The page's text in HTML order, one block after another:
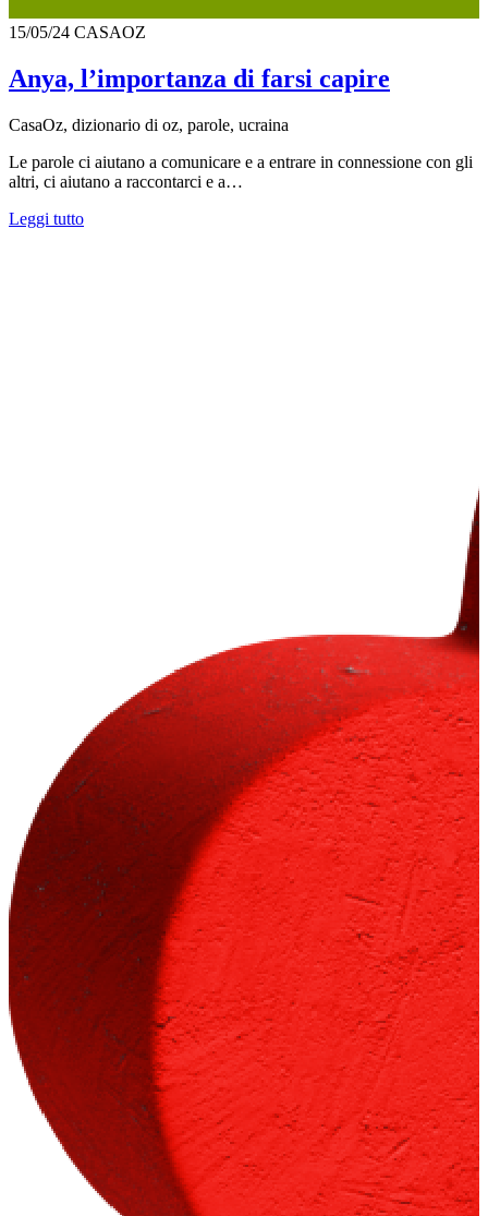
15/05/24 CASAOZ
Anya, l’importanza di farsi capire
CasaOz, dizionario di oz, parole, ucraina
Le parole ci aiutano a comunicare e a entrare in connessione con gli
altri, ci aiutano a raccontarci e a…
Leggi tutto